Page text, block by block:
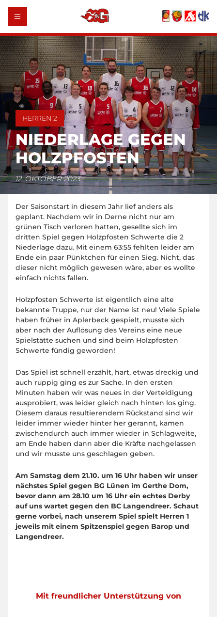
HERREN 2
NIEDERLAGE GEGEN
HOLZPFOSTEN
12. OKTOBER 2023
Der Saisonstart in diesem Jahr lief anders als
geplant. Nachdem wir in Derne nicht nur am
grünen Tisch verloren hatten, gesellte sich im
dritten Spiel gegen Holzpfosten Schwerte die 2
Niederlage dazu. Mit einem 63:55 fehlten leider am
Ende ein paar Pünktchen für einen Sieg. Nicht, das
dieser nicht möglich gewesen wäre, aber es wollte
einfach nichts fallen.
Holzpfosten Schwerte ist eigentlich eine alte
bekannte Truppe, nur der Name ist neu! Viele Spiele
haben früher in Aplerbeck gespielt, musste sich
aber nach der Auflösung des Vereins eine neue
Spielstätte suchen und sind beim Holzpfosten
Schwerte fündig geworden!
Das Spiel ist schnell erzählt, hart, etwas dreckig und
auch ruppig ging es zur Sache. In den ersten
Minuten haben wir was neues in der Verteidigung
ausprobiert, was leider gleich nach hinten los ging.
Diesem daraus resultierendem Rückstand sind wir
leider immer wieder hinter her gerannt, kamen
zwischendurch auch immer wieder in Schlagweite,
am Ende haben dann aber die Kräfte nachgelassen
und wir musste uns geschlagen geben.
Am Samstag dem 21.10. um 16 Uhr haben wir unser
nächstes Spiel gegen BG Lünen im Gerthe Dom,
bevor dann am 28.10 um 16 Uhr ein echtes Derby
auf uns wartet gegen den BC Langendreer. Schaut
gerne vorbei, nach unserem Spiel spielt Herren 1
jeweils mit einem Spitzenspiel gegen Barop und
Langendreer.
Mit freundlicher Unterstützung von